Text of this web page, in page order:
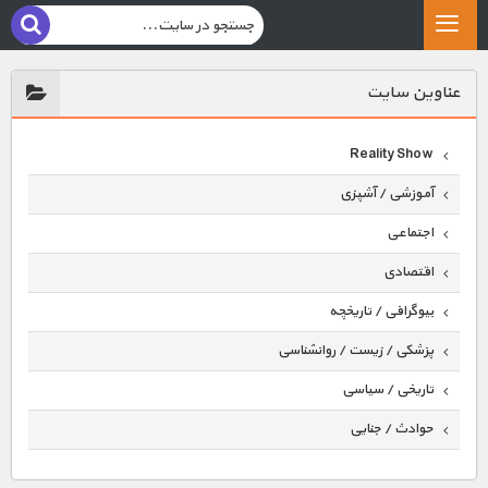
عناوين سايت
Reality Show
آموزشی / آشپزی
اجتماعی
اقتصادی
بیوگرافی / تاریخچه
پزشکی / زیست / روانشناسی
تاریخی / سیاسی
حوادث / جنایی